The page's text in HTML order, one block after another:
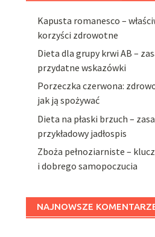
Kapusta romanesco –
korzyści zdrowotne
Dieta dla grupy krwi AB –
przydatne wskazówki
Porzeczka czerwona:
jak ją spożywać
Dieta na płaski brzuch –
przykładowy jadłospis
Zboża pełnoziarniste –
i dobrego samopoczucia
NAJNOWSZE